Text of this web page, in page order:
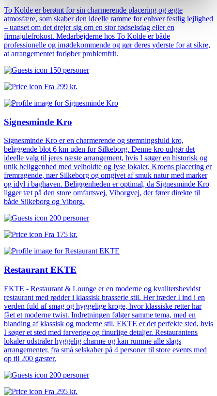
To Kolde er berømt for sin charmerende placering og ægte
atmosfære, som skaber den ideelle ramme for enhver festlig lejlighed
– uanset om det drejer sig om en stor fødselsdag eller en
firmajulefrokost. Medarbejderne hos To Kolde er både
professionelle og imødekommende og gør deres yderste for at sikre,
at arrangementet forløber problemfrit.
150 personer
Fra 299 kr.
Signesminde Kro
Signesminde Kro er en charmerende og stemningsfuld kro,
beliggende blot 6 km uden for Silkeborg. Denne kro udgør det
ideelle valg til jeres næste arrangement, hvis I søger en historisk og
unik beliggenhed med velholdte og lyse lokaler. Kroens placering er
fremragende, nær Silkeborg og omgivet af smuk natur med marker
og idyl i baghaven. Beliggenheden er optimal, da Signesminde Kro
ligger tæt på den store omfartsvej, Viborgvej, der fører direkte til
både Silkeborg og Viborg.
200 personer
Fra 175 kr.
Restaurant EKTE
EKTE - Restaurant & Lounge er en moderne og kvalitetsbevidst
restaurant med rødder i klassisk brasserie stil. Her træder I ind i en
verden fuld af smag og hyggelige kroge, hvor klassiske retter har
fået et moderne twist. Indretningen følger samme tema, med en
blanding af klassisk og moderne stil. EKTE er det perfekte sted, hvis
I søger et sted med farverige og finurlige detaljer. Restaurantens
lokaler udstråler hyggelig charme og kan rumme alle slags
arrangementer, fra små selskaber på 4 personer til store events med
op til 200 gæster.
200 personer
Fra 295 kr.